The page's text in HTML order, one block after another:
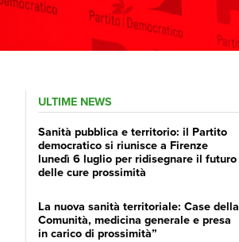
ULTIME NEWS
Sanità pubblica e territorio: il Partito
democratico si riunisce a Firenze
lunedì 6 luglio per ridisegnare il futuro
delle cure prossimità
La nuova sanità territoriale: Case della
Comunità, medicina generale e presa
in carico di prossimità”